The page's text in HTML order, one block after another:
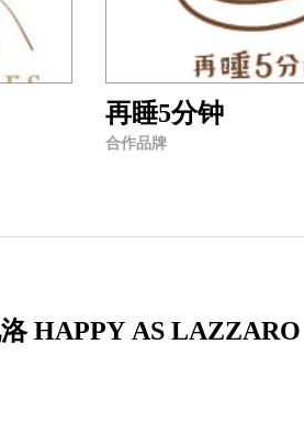
再睡5分钟
合作品牌
HAPPY AS LAZZARO